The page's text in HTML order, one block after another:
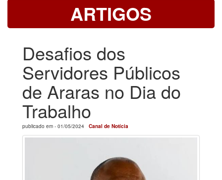
ARTIGOS
Desafios dos
Servidores Públicos
de Araras no Dia do
Trabalho
publicado em - 01/05/2024 Canal de Notícia